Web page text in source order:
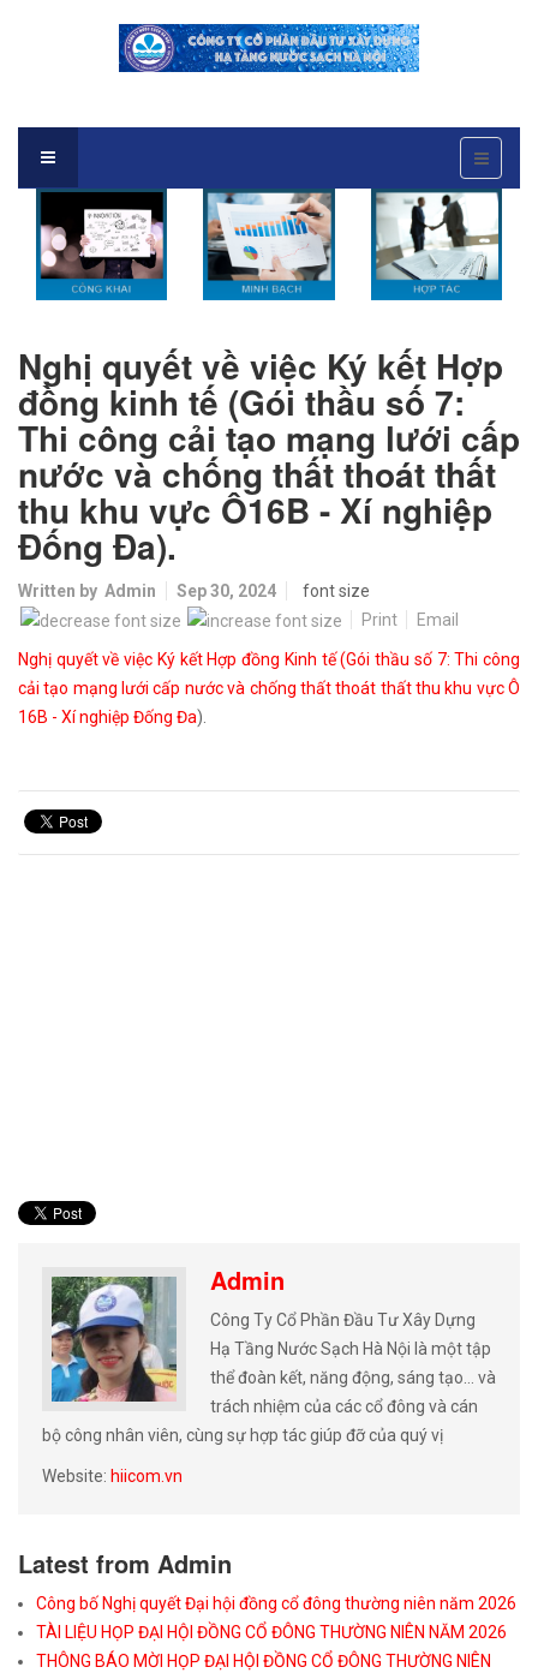
Nghị quyết về việc Ký kết Hợp
đồng kinh tế (Gói thầu số 7:
Thi công cải tạo mạng lưới cấp
nước và chống thất thoát thất
thu khu vực Ô16B - Xí nghiệp
Đống Đa).
Written by Admin Sep 30, 2024
font size
Print
Email
Nghị quyết về việc Ký kết Hợp đồng Kinh tế (Gói thầu số 7: Thi công
cải tạo mạng lưới cấp nước và chống thất thoát thất thu khu vực Ô
16B - Xí nghiệp Đống Đa).
Admin
Công Ty Cổ Phần Đầu Tư Xây Dựng
Hạ Tầng Nước Sạch Hà Nội là một tập
thể đoàn kết, năng động, sáng tạo… và
trách nhiệm của các cổ đông và cán
bộ công nhân viên, cùng sự hợp tác giúp đỡ của quý vị
Website: hiicom.vn
Latest from Admin
Công bố Nghị quyết Đại hội đồng cổ đông thường niên năm 2026
TÀI LIỆU HỌP ĐẠI HỘI ĐỒNG CỔ ĐÔNG THƯỜNG NIÊN NĂM 2026
THÔNG BÁO MỜI HỌP ĐẠI HỘI ĐỒNG CỔ ĐÔNG THƯỜNG NIÊN